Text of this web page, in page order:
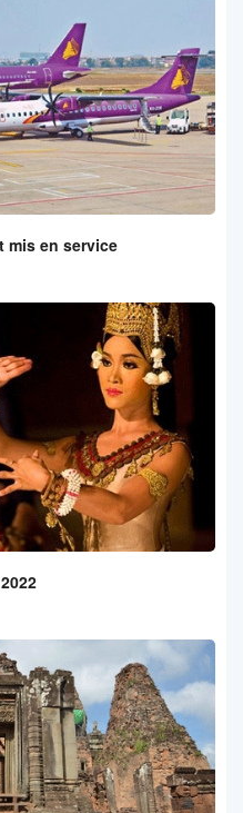
mis en service